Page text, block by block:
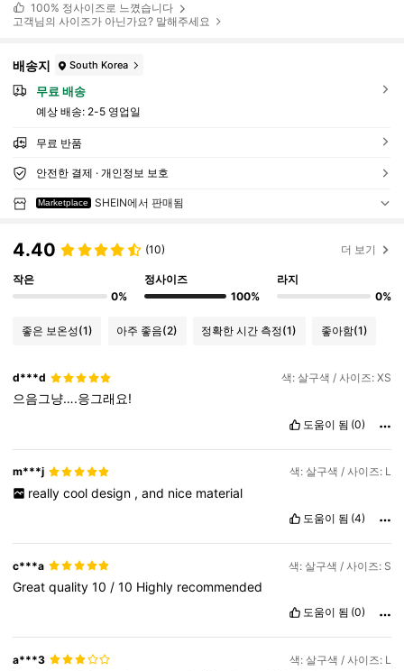
100% 정사이즈로 느꼈습니다
고객님의 사이즈가 아닌가요? 말해주세요
배송지 South Korea
무료 배송
예상 배송: 2-5 영업일
무료 반품
안전한 결제 · 개인정보 보호
Marketplace SHEIN에서 판매됨
4.40 (10) 더 보기
작은
0%
정사이즈
100%
라지
0%
좋은 보온성(1) 아주 좋음(2) 정확한 시간 측정(1) 좋아함(1)
d***d 색: 살구색 / 사이즈: XS
으음그냥….응그래요!
도움이 됨 (0)
m***j 색: 살구색 / 사이즈: L
really cool design , and nice material
도움이 됨 (4)
c***a 색: 살구색 / 사이즈: S
Greatquality10 /10 Highly recommended
도움이 됨 (0)
a***3 색: 살구색 / 사이즈: L